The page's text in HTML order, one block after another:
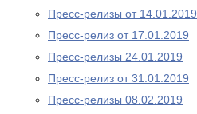
Пресс-релизы от 14.01.2019
Пресс-релиз от 17.01.2019
Пресс-релизы 24.01.2019
Пресс-релиз от 31.01.2019
Пресс-релизы 08.02.2019